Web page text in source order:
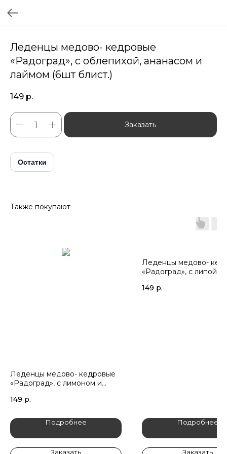
Леденцы медово- кедровые
«Радоград», с облепихой, ананасом и
лаймом (6шт блист.)
149 р.
Заказать
Остатки
Также покупают
Леденцы медово- кедровые
«Радоград», с лимоном и
149 р.
Подробнее
Заказать
Леденцы медово-
«Радоград», с липой
149 р.
Подробнее
Заказать